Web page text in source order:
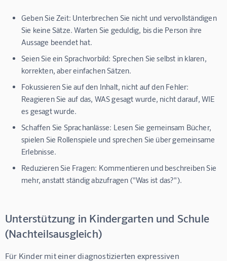
Geben Sie Zeit: Unterbrechen Sie nicht und vervollständigen
Sie keine Sätze. Warten Sie geduldig, bis die Person ihre
Aussage beendet hat.
Seien Sie ein Sprachvorbild: Sprechen Sie selbst in klaren,
korrekten, aber einfachen Sätzen.
Fokussieren Sie auf den Inhalt, nicht auf den Fehler:
Reagieren Sie auf das, WAS gesagt wurde, nicht darauf, WIE
es gesagt wurde.
Schaffen Sie Sprachanlässe: Lesen Sie gemeinsam Bücher,
spielen Sie Rollenspiele und sprechen Sie über gemeinsame
Erlebnisse.
Reduzieren Sie Fragen: Kommentieren und beschreiben Sie
mehr, anstatt ständig abzufragen ("Was ist das?").
Unterstützung in Kindergarten und Schule
(Nachteilsausgleich)
Für Kinder mit einer diagnostizierten expressiven